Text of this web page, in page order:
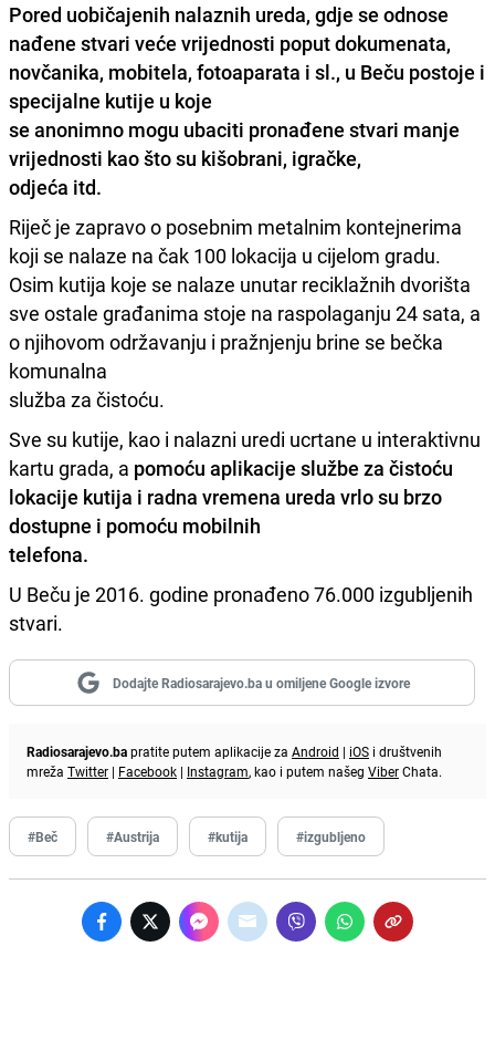
Pored uobičajenih nalaznih ureda, gdje se odnose
nađene stvari veće vrijednosti poput dokumenata,
novčanika, mobitela, fotoaparata i sl., u Beču postoje i
specijalne kutije u koje
se anonimno mogu ubaciti pronađene stvari manje
vrijednosti kao što su kišobrani, igračke,
odjeća itd.
Riječ je zapravo o posebnim metalnim kontejnerima
koji se nalaze na čak 100 lokacija u cijelom gradu.
Osim kutija koje se nalaze unutar reciklažnih dvorišta
sve ostale građanima stoje na raspolaganju 24 sata, a
o njihovom održavanju i pražnjenju brine se bečka
komunalna
služba za čistoću.
Sve su kutije, kao i nalazni uredi ucrtane u interaktivnu
kartu grada, a pomoću aplikacije službe za čistoću
lokacije kutija i radna vremena ureda vrlo su brzo
dostupne i pomoću mobilnih
telefona.
U Beču je 2016. godine pronađeno 76.000 izgubljenih
stvari.
Dodajte Radiosarajevo.ba u omiljene Google izvore
Radiosarajevo.bapratite putem aplikacije za Android | iOS i društvenih
mreža Twitter | Facebook | Instagram, kao i putem našeg ViberChata.
#Beč #Austrija #kutija #izgubljeno